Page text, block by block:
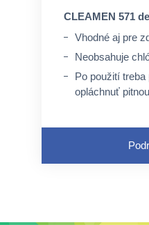
CLEAMEN 571
Vhodné aj pre
Neobsahuje
Po použití
opláchnuť